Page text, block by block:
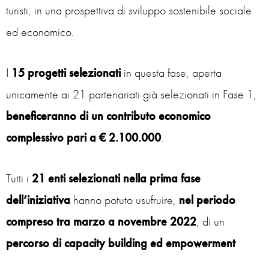
turisti, in una prospettiva di sviluppo sostenibile sociale
ed economico.
I 15 progetti selezionatiin questa fase, aperta
unicamente ai 21 partenariati già selezionati in Fase 1,
beneficeranno di un contributo economico
complessivo pari a € 2.100.000.
Tutti i 21 enti selezionati nella prima fase
dell’iniziativa hanno potuto usufruire, nel periodo
compreso tra marzo a novembre 2022, di un
percorso di capacity building ed empowerment